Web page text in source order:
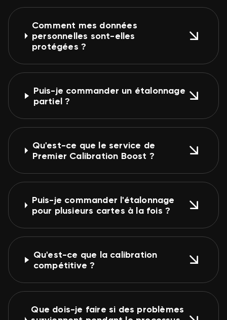
Comment mes données
personnelles sont-elles
protégées ?
Puis-je commander un étalonnage
partiel ?
Qu'est-ce que le service de
Premier Calibration Boost ?
Puis-je commander l'étalonnage
pour plusieurs cartes à la fois ?
Qu'est-ce que la calibration
compétitive ?
Que dois-je faire si des problèmes